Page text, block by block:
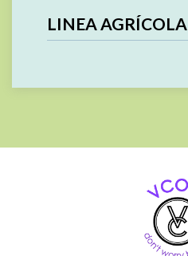
LINEA AGRÍCOLA